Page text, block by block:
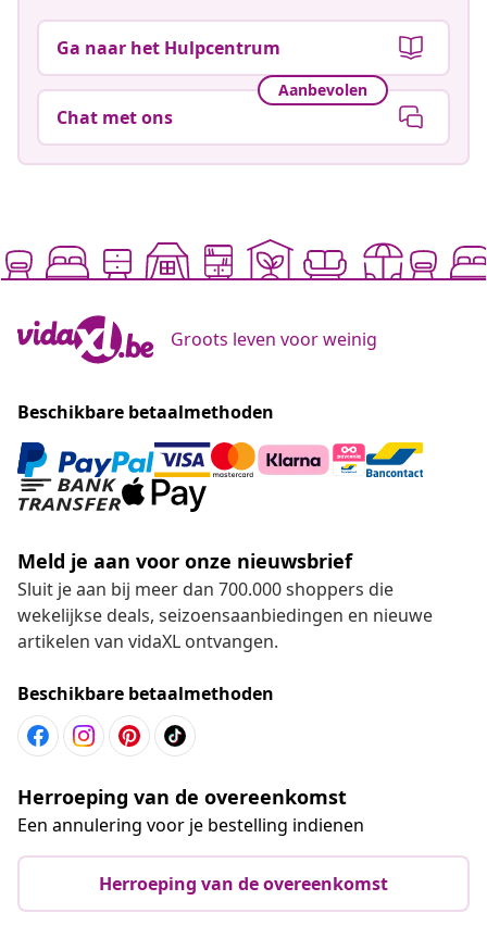
Ga naar het Hulpcentrum
Aanbevolen
Chat met ons
Groots leven voor weinig
Beschikbare betaalmethoden
Meld je aan voor onze nieuwsbrief
Sluit je aan bij meer dan 700.000 shoppers die
wekelijkse deals, seizoensaanbiedingen en nieuwe
artikelen van vidaXL ontvangen.
Beschikbare betaalmethoden
Herroeping van de overeenkomst
Een annulering voor je bestelling indienen
Herroeping van de overeenkomst